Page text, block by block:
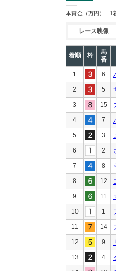
本賞金 （万円） 1
レース映像
着順 枠
馬
番
1 6
2 5
3 15
4 7
5 3
6 2
7 8
8 12
9 11
10 1
11 14
12 9
13 4